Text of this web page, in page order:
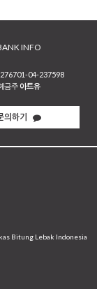
INFO
04-237598
금주 아트유
의하기
Bitung Lebak Indonesia